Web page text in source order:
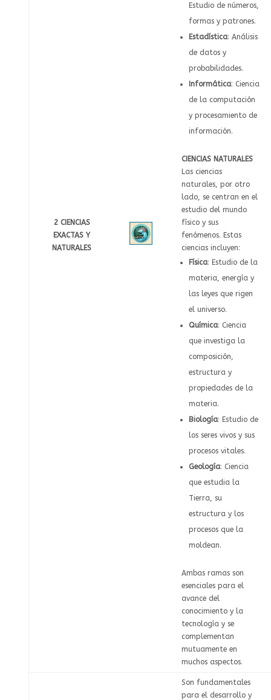
2 CIENCIAS
EXACTAS Y
NATURALES
Estudio de números,
formas y patrones.
Estadística: Análisis
de datos y
probabilidades.
Informática: Ciencia
de la computación
y procesamiento de
información.
CIENCIAS NATURALES
Las ciencias
naturales, por otro
lado, se centran en el
estudio del mundo
físico y sus
fenómenos. Estas
ciencias incluyen:
Física: Estudio de la
materia, energía y
las leyes que rigen
el universo.
Química: Ciencia
que investiga la
composición,
estructura y
propiedades de la
materia.
Biología: Estudio de
los seres vivos y sus
procesos vitales.
Geología: Ciencia
que estudia la
Tierra, su
estructura y los
procesos que la
moldean.
Ambas ramas son
esenciales para el
avance del
conocimiento y la
tecnología y se
complementan
mutuamente en
muchos aspectos.
Son fundamentales
para el desarrollo y